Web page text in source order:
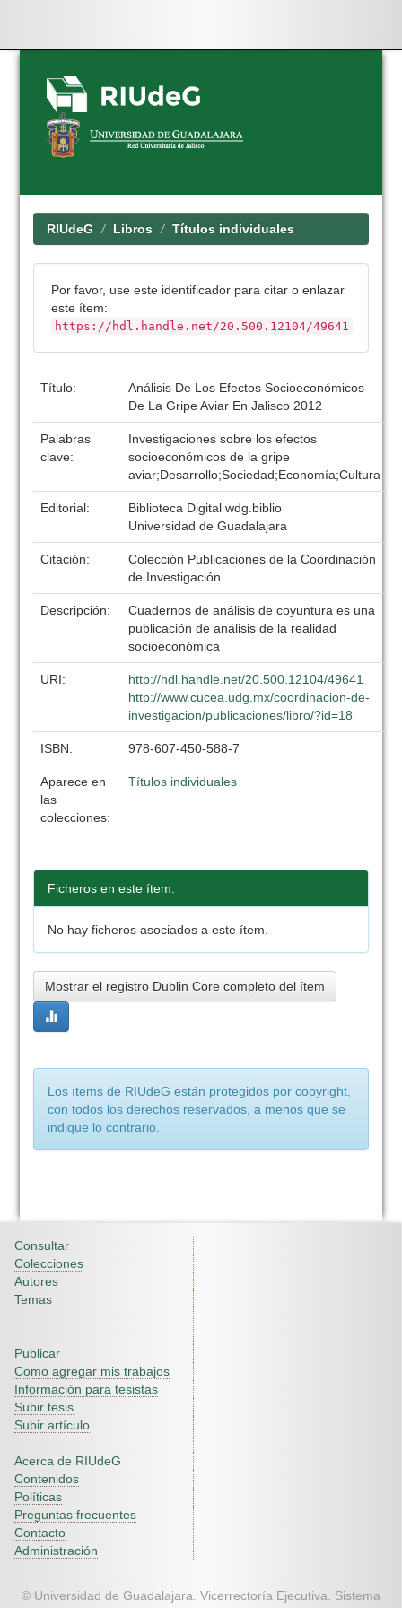
Skip
navigation
RIUdeG Libros Títulos individuales
Por favor, use este identificador para citar o enlazar
este ítem:
https://hdl.handle.net/20.500.12104/49641
Título:
Análisis De Los Efectos Socioeconómicos
De La Gripe Aviar En Jalisco 2012
Palabras
clave:
Investigaciones sobre los efectos
socioeconómicos de la gripe
aviar;Desarrollo;Sociedad;Economía;Cultura
Editorial:
Biblioteca Digital wdg.biblio
Universidad de Guadalajara
Citación:
Colección Publicaciones de la Coordinación
de Investigación
Descripción:
Cuadernos de análisis de coyuntura es una
publicación de análisis de la realidad
socioeconómica
URI:
http://hdl.handle.net/20.500.12104/49641
http://www.cucea.udg.mx/coordinacion-de-
investigacion/publicaciones/libro/?id=18
ISBN: 978-607-450-588-7
Aparece en
las
colecciones:
Títulos individuales
Ficheros en este ítem:
No hay ficheros asociados a este ítem.
Mostrar el registro Dublin Core completo del ítem
Los ítems de RIUdeG están protegidos por copyright,
con todos los derechos reservados, a menos que se
indique lo contrario.
Consultar
Colecciones
Autores
Temas
Publicar
Como agregar mis trabajos
Información para tesistas
Subir tesis
Subir artículo
Acerca de RIUdeG
Contenidos
Políticas
Preguntas frecuentes
Contacto
Administración
© Universidad de Guadalajara. Vicerrectoría Ejecutiva. Sistema